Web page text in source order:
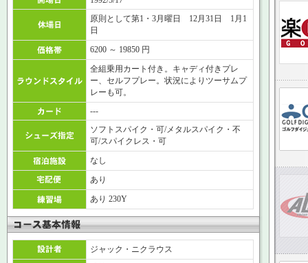
原則として第1・3月曜日 12月31日 1月1
日
6200 ～ 19850 円
全組乗用カート付き。キャディ付きプレ
ー、セルフプレー。状況によりツーサムプ
レーも可。
---
ソフトスパイク・可/メタルスパイク・不
可/スパイクレス・可
なし
あり
あり 230Y
ジャック・ニクラウス